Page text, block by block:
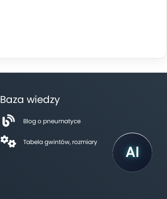
Baza wiedzy
Blog o pneumatyce
Tabela gwintów, rozmiary